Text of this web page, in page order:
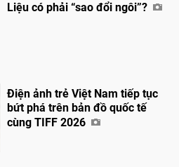
Liệu có phải “sao đổi ngôi”?
Điện ảnh trẻ Việt Nam tiếp tục
bứt phá trên bản đồ quốc tế
cùng TIFF 2026